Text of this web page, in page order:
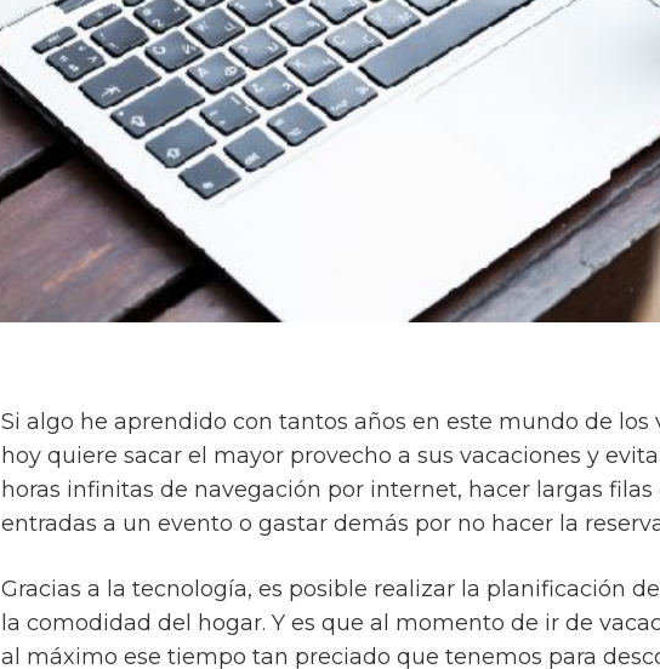
Si algo he aprendido con tantos años en este mundo de los
hoy quiere sacar el mayor provecho a sus vacaciones y
horas infinitas de navegación por internet, hacer largas
entradas a un evento o gastar demás por no hacer la
Gracias a la tecnología, es posible realizar la planificación
la comodidad del hogar. Y es que al momento de ir de
al máximo ese tiempo tan preciado que tenemos para